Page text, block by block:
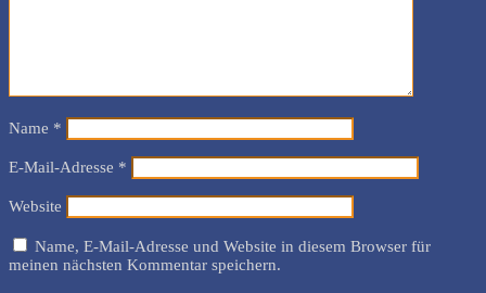
Name *
E-Mail-Adresse *
Website
Name, E-Mail-Adresse und Website in diesem Browser für
meinen nächsten Kommentar speichern.